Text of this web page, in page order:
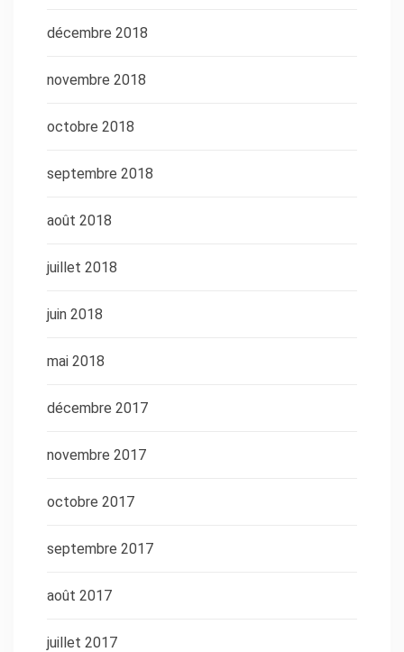
décembre 2018
novembre 2018
octobre 2018
septembre 2018
août 2018
juillet 2018
juin 2018
mai 2018
décembre 2017
novembre 2017
octobre 2017
septembre 2017
août 2017
juillet 2017